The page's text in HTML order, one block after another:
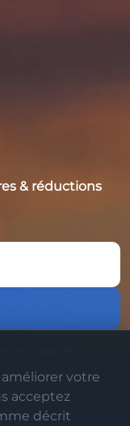
votre
acceptez
décrit
& réductions
politique de